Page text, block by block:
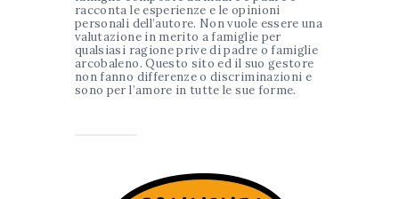
racconta le esperienze e le opinioni
personali dell’autore. Non vuole essere una
valutazione in merito a famiglie per
qualsiasi ragione prive di padre o famiglie
arcobaleno. Questo sito ed il suo gestore
non fanno differenze o discriminazioni e
sono per l’amore in tutte le sue forme.